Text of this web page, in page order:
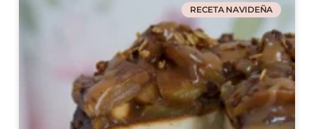
RECETA NAVIDEÑA